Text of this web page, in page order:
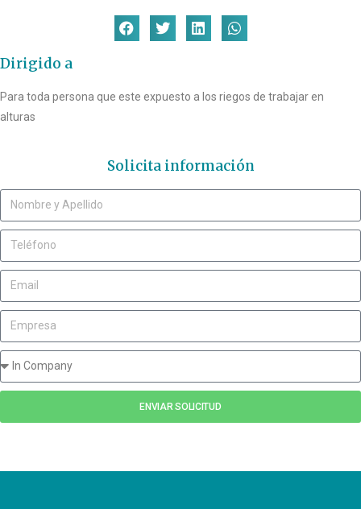
Dirigido a
Para toda persona que este expuesto a los riegos de trabajar en
alturas
Solicita información
ENVIAR SOLICITUD